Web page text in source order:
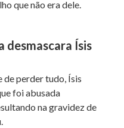
que não era dele.
desmascara Ísis
de perder tudo, Ísis
foi abusada
na gravidez de